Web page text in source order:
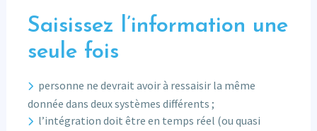
Saisissez l’information une
seule fois
personne ne devrait avoir à ressaisir la même
donnée dans deux systèmes différents ;
l’intégration doit être en temps réel (ou quasi